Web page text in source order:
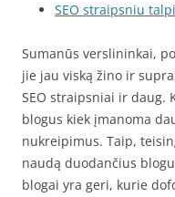
SEO straipsniu
Sumanūs verslininkai,
jie jau viską žino ir
SEO straipsniai ir daug.
blogus kiek įmanoma
nukreipimus. Taip,
naudą duodančius
blogai yra geri, kurie